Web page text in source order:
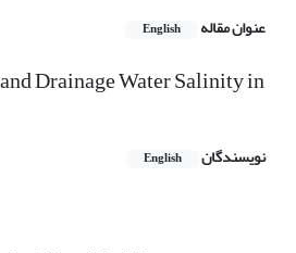
عنوان مقاله English
Drainage Water Salinity in
نویسندگان English